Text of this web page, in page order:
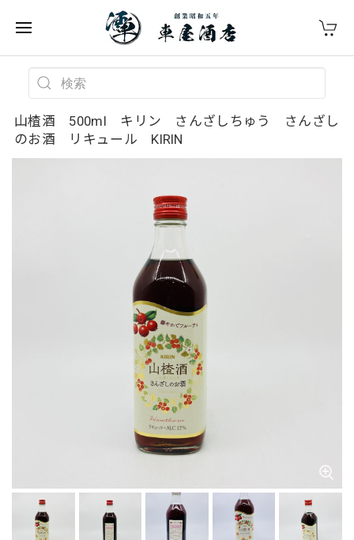
山楂酒 500ml キリン さんざしちゅう さんざし
のお酒 リキュール KIRIN